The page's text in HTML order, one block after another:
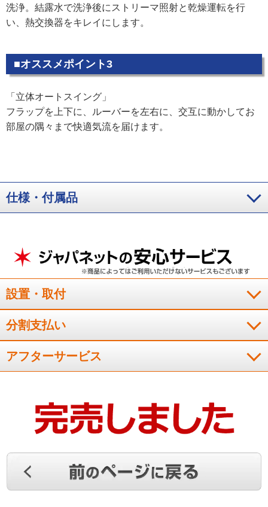
洗浄。結露水で洗浄後にストリーマ照射と乾燥運転を行
い、熱交換器をキレイにします。
■オススメポイント3
「立体オートスイング」
フラップを上下に、ルーバーを左右に、交互に動かしてお
部屋の隅々まで快適気流を届けます。
仕様・付属品
設置・取付
分割支払い
アフターサービス